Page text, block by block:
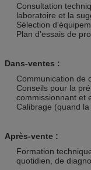
Consultation
laboratoire et la
Sélection
Plan d'essais de
Dans-ventes :
Communication de
Conseils pour la
commissionnant et
Calibrage (quand
Après-vente :
Formation
quotidien, de